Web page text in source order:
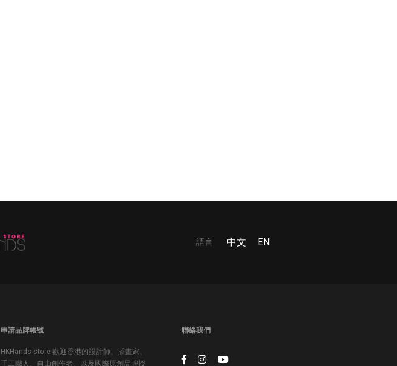
語言 中文 EN
申請品牌帳號
HKHands store 歡迎香港的設計師、插畫家、
手工職人、自由創作者、以及國際原創品牌授
聯絡我們